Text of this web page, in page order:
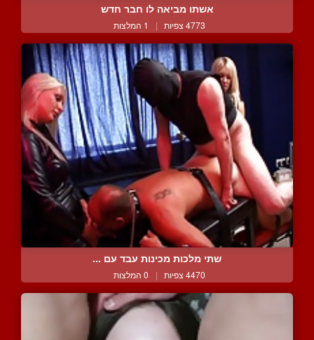
אשתו מביאה לו חבר חדש
4773 צפיות | 1 המלצות
שתי מלכות מכינות עבד עם ...
4470 צפיות | 0 המלצות